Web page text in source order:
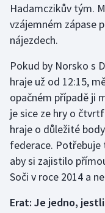
Jezdectví
Judo
Krasobruslení
Lezení
Lyže a snowboard
Moderní pětiboj
Hadamczikův tým.
vzájemném zápase
nájezdech.
Pokud by Norsko s
hraje už od 12:15,
opačném případě ji
je sice ze hry o
hraje o důležité
federace.
aby si zajistilo
Soči v roce 2014 a
Erat: Je jedno,